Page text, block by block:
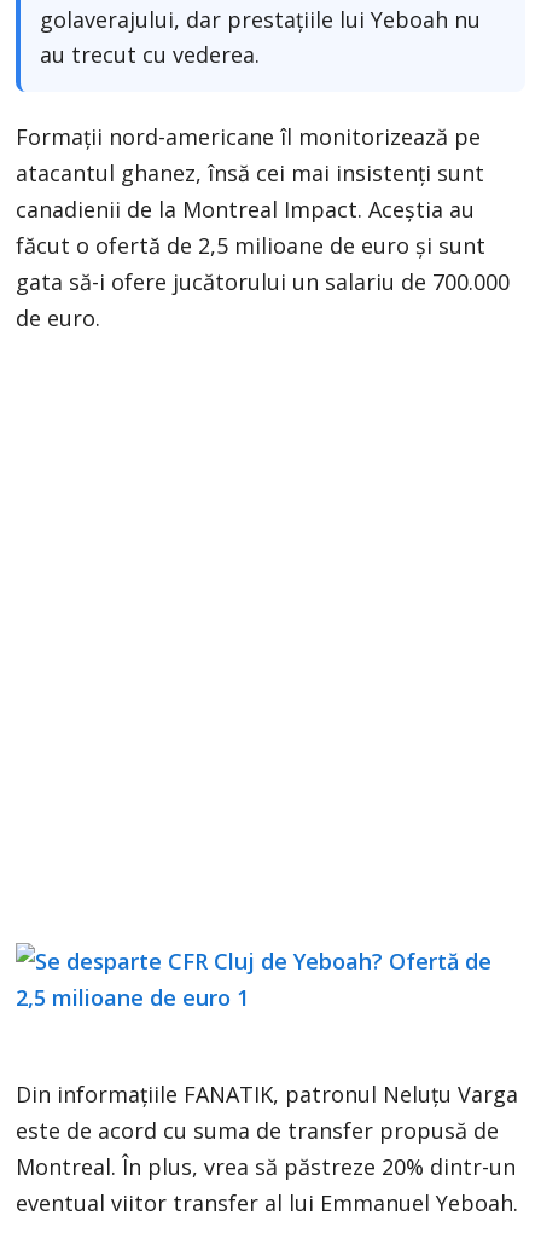
golaverajului, dar prestațiile lui Yeboah nu
au trecut cu vederea.
Formații nord-americane îl monitorizează pe
atacantul ghanez, însă cei mai insistenți sunt
canadienii de la Montreal Impact. Aceștia au
făcut o ofertă de 2,5 milioane de euro și sunt
gata să-i ofere jucătorului un salariu de 700.000
de euro.
Din informațiile FANATIK, patronul Neluțu Varga
este de acord cu suma de transfer propusă de
Montreal. În plus, vrea să păstreze 20% dintr-un
eventual viitor transfer al lui Emmanuel Yeboah.